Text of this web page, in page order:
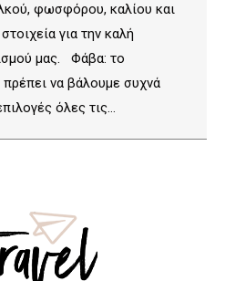
φωσφόρου, καλίου και
για την καλή
μας. Φάβα: το
να βάλουμε συχνά
όλες τις…